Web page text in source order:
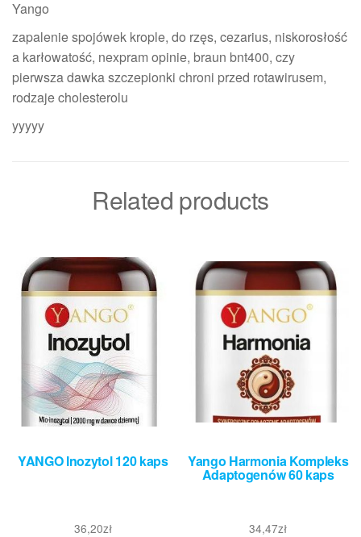
Yango
zapalenie spojówek krople, do rzęs, cezarius, niskorosłość
a karłowatość, nexpram opinie, braun bnt400, czy
pierwsza dawka szczepionki chroni przed rotawirusem,
rodzaje cholesterolu
yyyyy
Related products
YANGO Inozytol 120 kaps
36,20zł
Yango Harmonia Kompleks
Adaptogenów 60 kaps
34,47zł